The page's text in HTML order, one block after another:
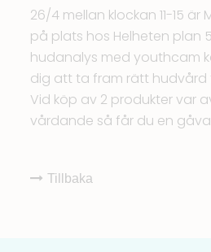
26/4 mellan klockan 11-15 är
på plats hos Helheten plan
hudanalys med youthcam
dig att ta fram rätt hudvård
Vid köp av 2 produkter var
vårdande så får du en
Tillbaka